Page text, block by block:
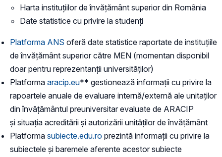
Harta instituţiilor de învăţământ superior din România
Date statistice cu privire la studenți
Platforma ANS oferă date statistice raportate de instituțiile
de învățământ superior către MEN (momentan disponibil
doar pentru reprezentanții universităților)
Platforma aracip.eu** gestionează informații cu privire la
rapoartele anuale de evaluare internă/externă ale unitaților
din învățământul preuniversitar evaluate de ARACIP
și situația acreditării și autorizării unităților de învățământ
Platforma subiecte.edu.ro prezintă informații cu privire la
subiectele și baremele aferente acestor subiecte